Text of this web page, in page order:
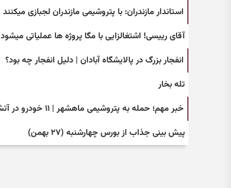
استاندار مازندران: با پتروشیمی مازندران لجبازی میکنند
آقای رییسی! اشتغالزایی با مگا پروژه ها عملیاتی میشود
انفجار بزرگ در پالایشگاه آبادان | دلیل انفجار چه بود؟
تله بخار
خبر مهم؛ حمله به پتروشیمی ماهشهر | ۱۱ خودرو در آتش سوخت
پیش ‌بینی جذاب از بورس چهارشنبه (۲۷ بهمن)